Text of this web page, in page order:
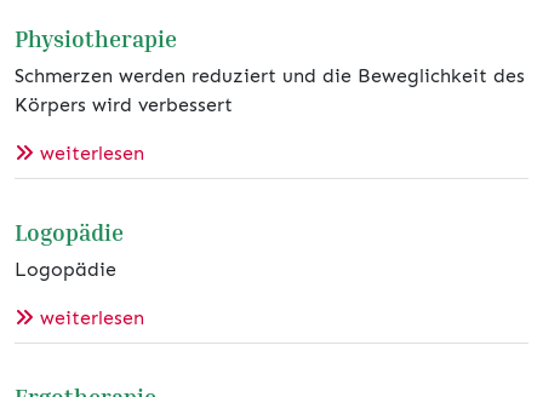
Physiotherapie
Schmerzen werden reduziert und die Beweglichkeit des
Körpers wird verbessert
weiterlesen
Logopädie
Logopädie
weiterlesen